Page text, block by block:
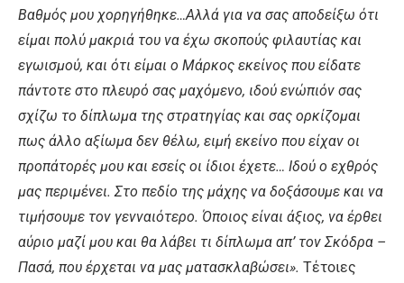
Βαθμός μου χορηγήθηκε…Αλλά για να σας αποδείξω ότι
είμαι πολύ μακριά του να έχω σκοπούς φιλαυτίας και
εγωισμού, και ότι είμαι ο Μάρκος εκείνος που είδατε
πάντοτε στο πλευρό σας μαχόμενο, ιδού ενώπιόν σας
σχίζω το δίπλωμα της στρατηγίας και σας ορκίζομαι
πως άλλο αξίωμα δεν θέλω, ειμή εκείνο που είχαν οι
προπάτορές μου και εσείς οι ίδιοι έχετε… Ιδού ο εχθρός
μας περιμένει. Στο πεδίο της μάχης να δοξάσουμε και να
τιμήσουμε τον γενναιότερο. Όποιος είναι άξιος, να έρθει
αύριο μαζί μου και θα λάβει τι δίπλωμα απ’ τον Σκόδρα –
Πασά, που έρχεται να μας ματασκλαβώσει». Τέτοιες